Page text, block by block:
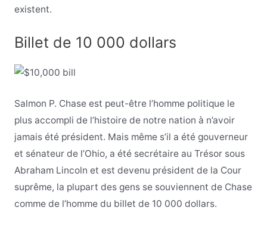
existent.
Billet de 10 000 dollars
Salmon P. Chase est peut-être l’homme politique le
plus accompli de l’histoire de notre nation à n’avoir
jamais été président. Mais même s’il a été gouverneur
et sénateur de l’Ohio, a été secrétaire au Trésor sous
Abraham Lincoln et est devenu président de la Cour
suprême, la plupart des gens se souviennent de Chase
comme de l’homme du billet de 10 000 dollars.